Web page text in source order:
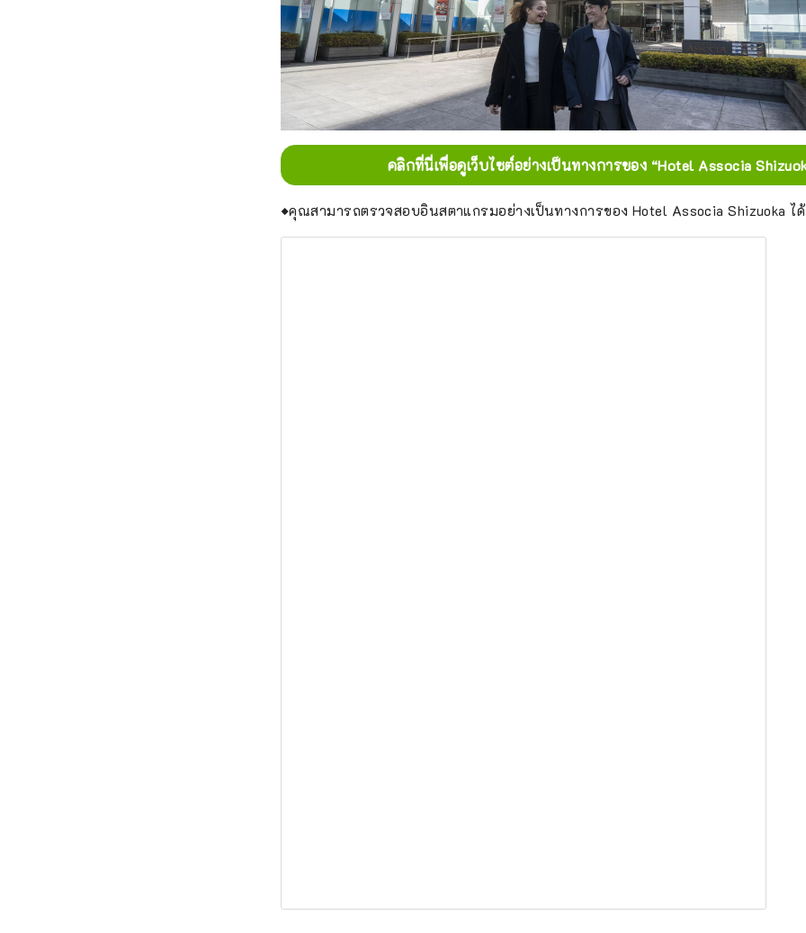
คลิกที่นี่เพื่อดูเว็บไซต์อย่างเป็นทางการของ “Hotel Associa
◆คุณสามารถตรวจสอบอินสตาแกรมอย่างเป็นทางการของ Hotel Associa Shizuoka ได้